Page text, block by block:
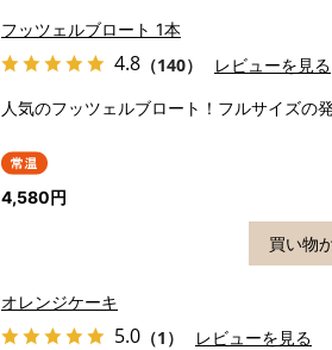
フッツェルブロート 1本
4.8 （140） レビューを見る
人気のフッツェルブロート！フルサイズの発
4,580円
買い物
オレンジケーキ
5.0 （1） レビューを見る